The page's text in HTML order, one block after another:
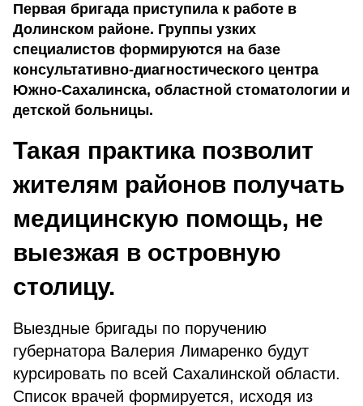
Первая бригада приступила к работе в
Долинском районе. Группы узких
специалистов формируются на базе
консультативно-диагностического центра
Южно-Сахалинска, областной стоматологии и
детской больницы.
Такая практика позволит
жителям районов получать
медицинскую помощь, не
выезжая в островную
столицу.
Выездные бригады по поручению
губернатора Валерия Лимаренко будут
курсировать по всей Сахалинской области.
Список врачей формируется, исходя из